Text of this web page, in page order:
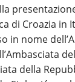
di Croazia in
in nome
della